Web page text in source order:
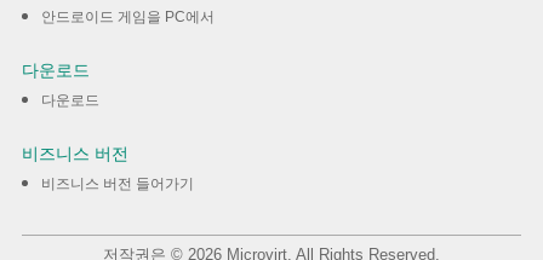
안드로이드 게임을 PC에서
다운로드
다운로드
비즈니스 버전
비즈니스 버전 들어가기
저작권은 © 2026 Microvirt. All Rights Reserved.